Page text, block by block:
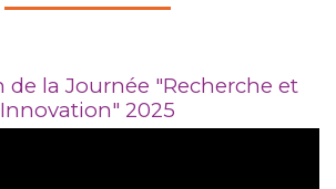
la Journée "Recherche et
Innovation" 2025